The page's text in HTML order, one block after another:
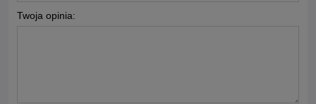
Twoja opinia: